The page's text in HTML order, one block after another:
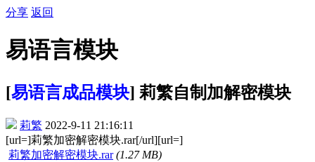
分享 返回
易语言模块
[易语言成品模块] 莉繁自制加解密模块
莉繁 2022-9-11 21:16:11
[url=]莉繁加密解密模块.rar[/url][url=]
莉繁加密解密模块.rar (1.27 MB)